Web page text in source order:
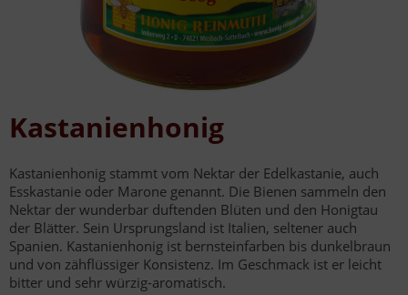
Kastanienhonig
Kastanienhonig stammt vom Nektar der Edelkastanie, auch
Esskastanie oder Marone genannt. Die Bienen sammeln den
Nektar der wunderbar duftenden Blüten und den Honigtau
der Blätter. Sein Ursprungsland ist Italien, seltener auch
Spanien. Kastanienhonig ist bernsteinfarben bis dunkelbraun
und von zähflüssiger Konsistenz. Im Geschmack ist er leicht
bitter und sehr würzig-aromatisch.